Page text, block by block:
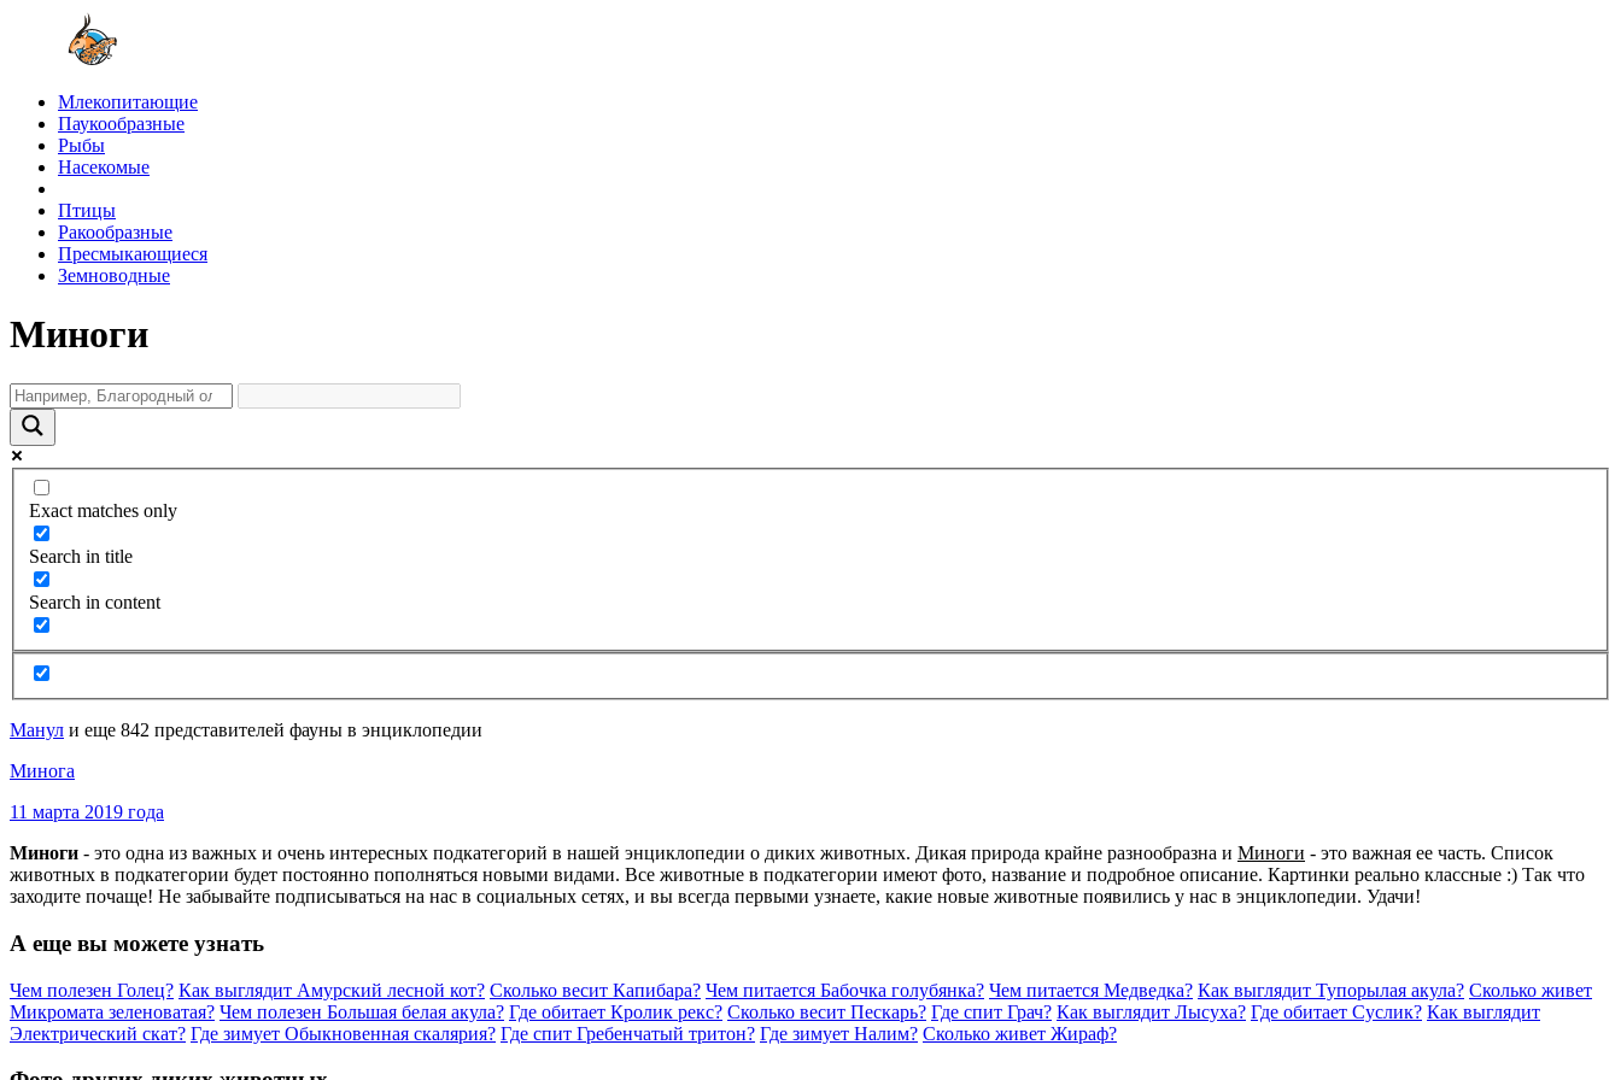
Млекопитающие
Паукообразные
Рыбы
Насекомые
Птицы
Ракообразные
Пресмыкающиеся
Земноводные
Миноги
Exact matches only
Search in title
Search in content
Манул и еще 842 представителей фауны в энциклопедии
Минога
11 марта 2019 года
Миноги - это одна из важных и очень интересных подкатегорий в нашей энциклопедии о диких животных. Дикая природа крайне разнообразна и Миноги - это важная ее часть. Список
животных в подкатегории будет постоянно пополняться новыми видами. Все животные в подкатегории имеют фото, название и подробное описание. Картинки реально классные :) Так что
заходите почаще! Не забывайте подписываться на нас в социальных сетях, и вы всегда первыми узнаете, какие новые животные появились у нас в энциклопедии. Удачи!
А еще вы можете узнать
Чем полезен Голец? Как выглядит Амурский лесной кот? Сколько весит Капибара? Чем питается Бабочка голубянка? Чем питается Медведка? Как выглядит Тупорылая акула? Сколько живет
Микромата зеленоватая? Чем полезен Большая белая акула? Где обитает Кролик рекс? Сколько весит Пескарь? Где спит Грач? Как выглядит Лысуха? Где обитает Суслик? Как выглядит
Электрический скат? Где зимует Обыкновенная скалярия? Где спит Гребенчатый тритон? Где зимует Налим? Сколько живет Жираф?